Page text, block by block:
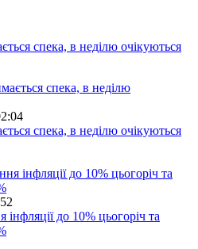
спека, в неділю очікуються
спека, в неділю очікуються
до 10% цьогоріч та